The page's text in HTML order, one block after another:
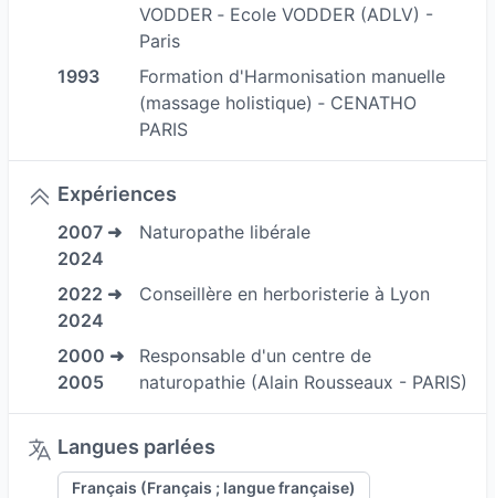
VODDER ‐ Ecole VODDER (ADLV) -
Paris
1993
Formation d'Harmonisation manuelle
(massage holistique) ‐ CENATHO
PARIS
Expériences
2007 ➜
2024
Naturopathe libérale
2022 ➜
2024
Conseillère en herboristerie à Lyon
2000 ➜
2005
Responsable d'un centre de
naturopathie (Alain Rousseaux - PARIS)
Langues parlées
Français (Français ; langue française)